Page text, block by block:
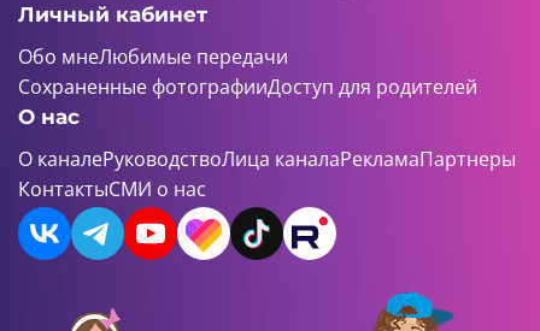
Личный кабинет
Обо мнеЛюбимые передачи
Сохраненные фотографииДоступ для родителей
О нас
О каналеРуководствоЛица каналаРекламаПартнеры
КонтактыСМИ о нас